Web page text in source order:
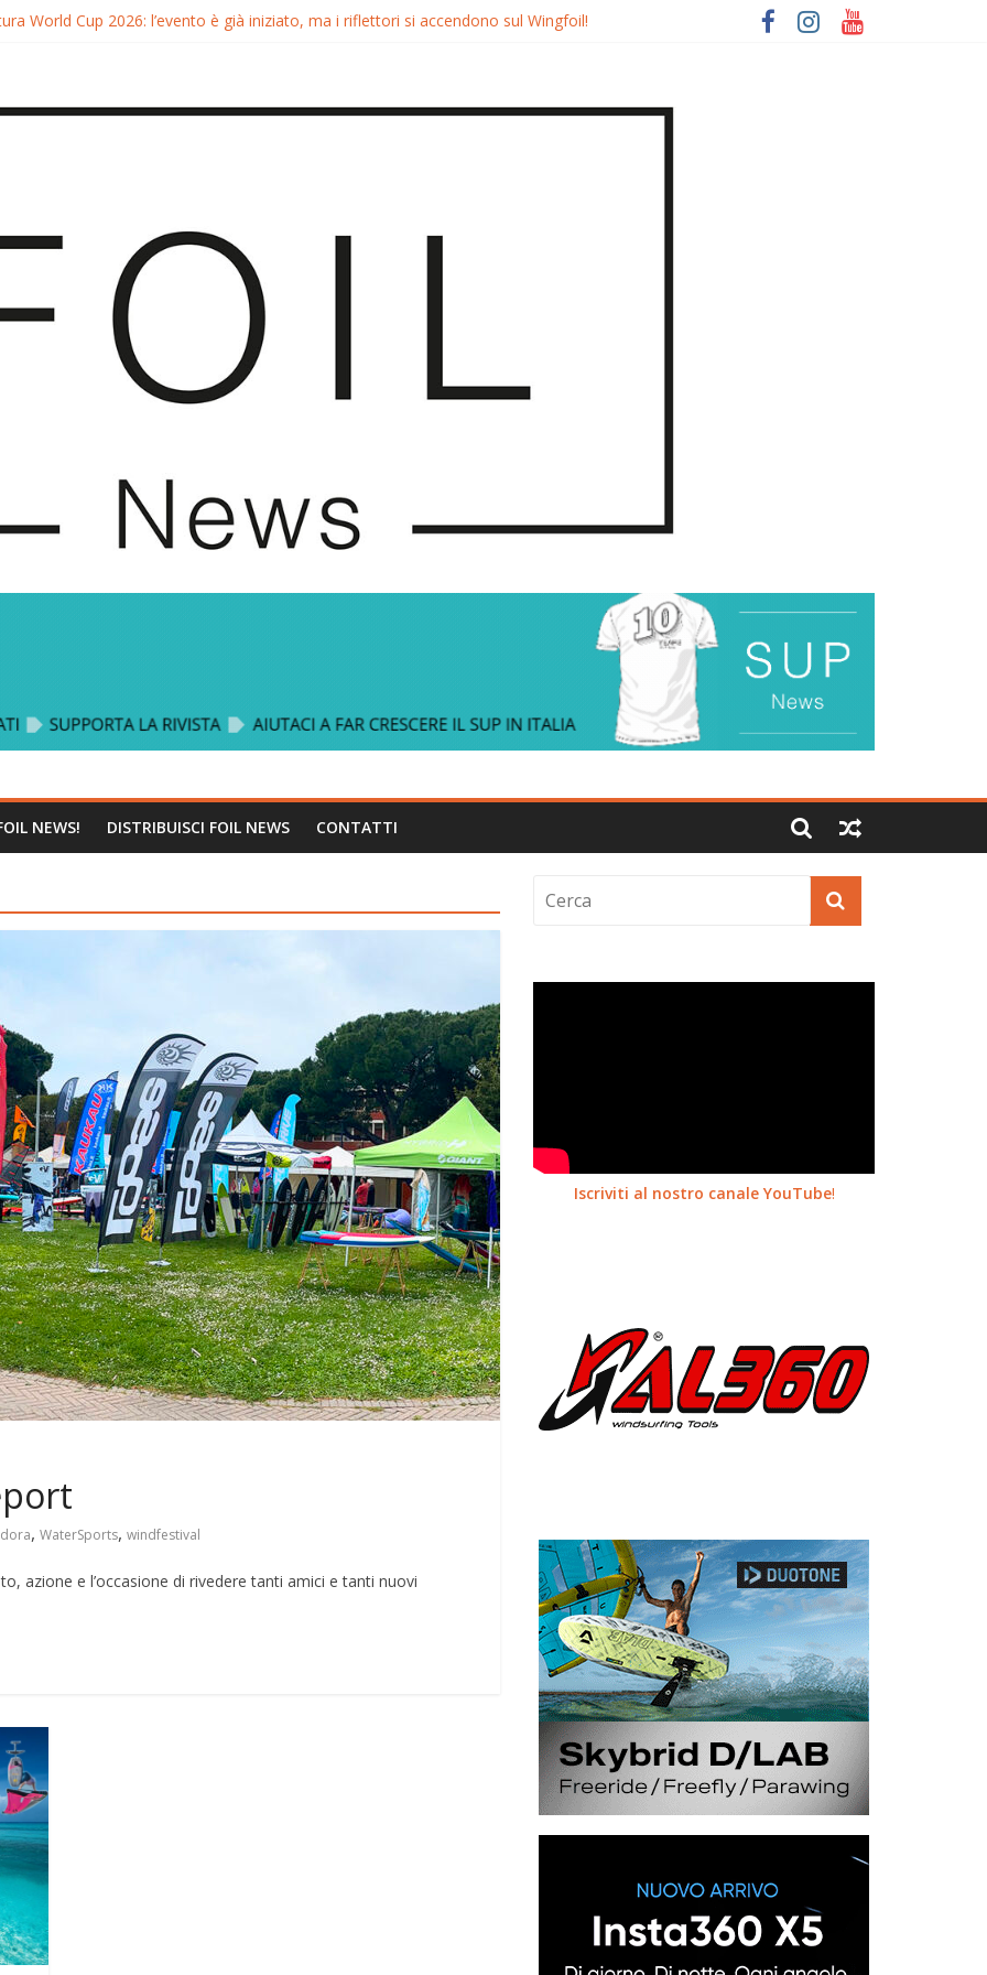
World Cup 2026: l’evento è già iniziato, ma i riflettori si accendono sul Wingfoil!
GWA Wingfoil World Cup 2026: Spettacolo e adrenalina a Pozo Izquierdo
NEWS! DISTRIBUISCI FOIL NEWS CONTATTI
, WaterSports, windfestival
azione e l’occasione di rivedere tanti amici e tanti nuovi
Iscriviti al nostro canale YouTube!